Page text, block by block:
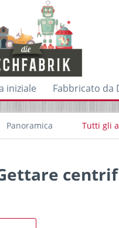
iniziale Fabbricato da
Panoramica Tutti gli